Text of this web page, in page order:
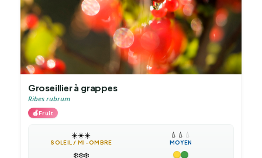
Groseillier à grappes
Ribes rubrum
🍎Fruit
☀️☀️☀️
SOLEIL / MI-OMBRE
💧 💧 💧
MOYEN
❄️❄️❄️